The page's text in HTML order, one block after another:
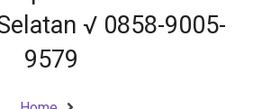
√ 0858-9005-
9579